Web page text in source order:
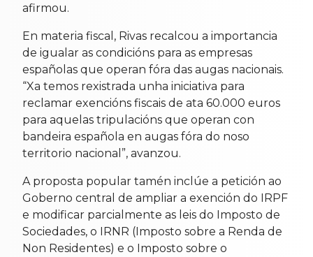
afirmou.
En materia fiscal, Rivas recalcou a importancia
de igualar as condicións para as empresas
españolas que operan fóra das augas nacionais.
“Xa temos rexistrada unha iniciativa para
reclamar exencións fiscais de ata 60.000 euros
para aquelas tripulacións que operan con
bandeira española en augas fóra do noso
territorio nacional”, avanzou.
A proposta popular tamén inclúe a petición ao
Goberno central de ampliar a exención do IRPF
e modificar parcialmente as leis do Imposto de
Sociedades, o IRNR (Imposto sobre a Renda de
Non Residentes) e o Imposto sobre o